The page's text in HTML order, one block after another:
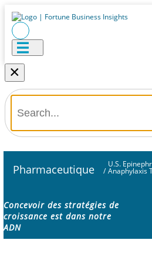
×
Pharmaceutique /
U.S.
Anaphylaxis
Concevoir des stratégies de
croissance est dans notre
ADN